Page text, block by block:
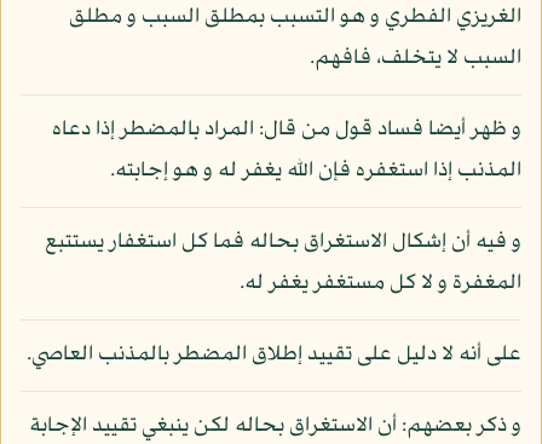
الغريزي الفطري و هو التسبب بمطلق السبب و مطلق
السبب لا يتخلف، فافهم.
و ظهر أيضا فساد قول من قال: المراد بالمضطر إذا دعاه
المذنب إذا استغفره فإن الله يغفر له و هو إجابته.
و فيه أن إشكال الاستغراق بحاله فما كل استغفار يستتبع
المغفرة و لا كل مستغفر يغفر له.
على أنه لا دليل على تقييد إطلاق المضطر بالمذنب العاصي.
و ذكر بعضهم: أن الاستغراق بحاله لكن ينبغي تقييد الإجابة